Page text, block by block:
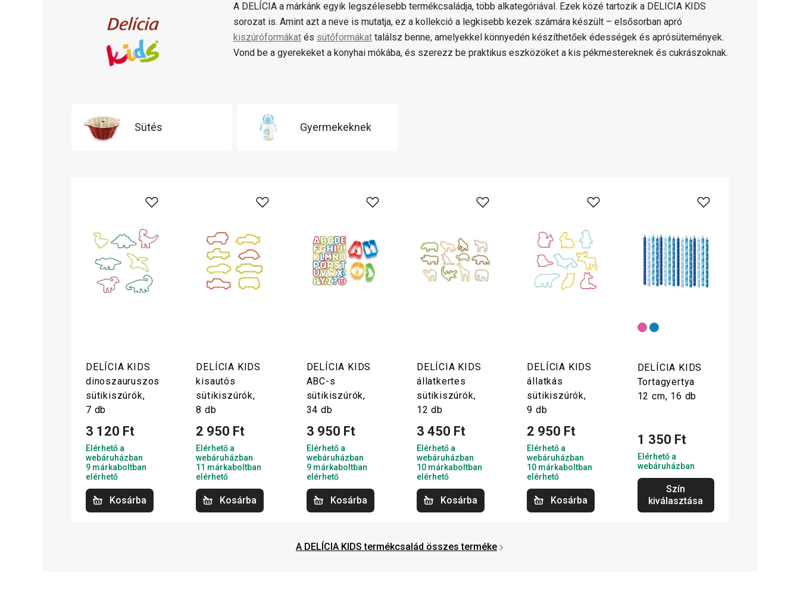
A DELÍCIA a márkánk egyik legszélesebb termékcsaládja, több alkategóriával. Ezek közé tartozik a DELICIA KIDS
sorozat is. Amint azt a neve is mutatja, ez a kollekció a legkisebb kezek számára készült – elsősorban apró
kiszúróformákat és sütőformákat találsz benne, amelyekkel könnyedén készíthetőek édességek és aprósütemények.
Vond be a gyerekeket a konyhai mókába, és szerezz be praktikus eszközöket a kis pékmestereknek és cukrászoknak.
Sütés Gyermekeknek
DELÍCIA KIDS
dinoszauruszos
sütikiszúrók,
7 db
3 120 Ft
Elérhető a
webáruházban
9 márkaboltban
elérhető
Kosárba
DELÍCIA KIDS
kisautós
sütikiszúrók,
8 db
2 950 Ft
Elérhető a
webáruházban
11 márkaboltban
elérhető
Kosárba
DELÍCIA KIDS
ABC-s
sütikiszúrók,
34 db
3 950 Ft
Elérhető a
webáruházban
9 márkaboltban
elérhető
Kosárba
DELÍCIA KIDS
állatkertes
sütikiszúrók,
12 db
3 450 Ft
Elérhető a
webáruházban
10 márkaboltban
elérhető
Kosárba
DELÍCIA KIDS
állatkás
sütikiszúrók,
9 db
2 950 Ft
Elérhető a
webáruházban
10 márkaboltban
elérhető
Kosárba
DELÍCIA KIDS
Tortagyertya
12 cm, 16 db
1 350 Ft
Elérhető a
webáruházban
Szín
kiválasztása
A DELÍCIA KIDS termékcsalád összes terméke